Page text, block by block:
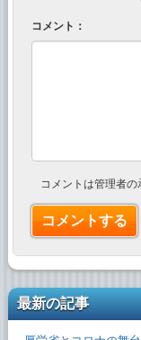
コメント：
コメントは管理者の
最新の記事